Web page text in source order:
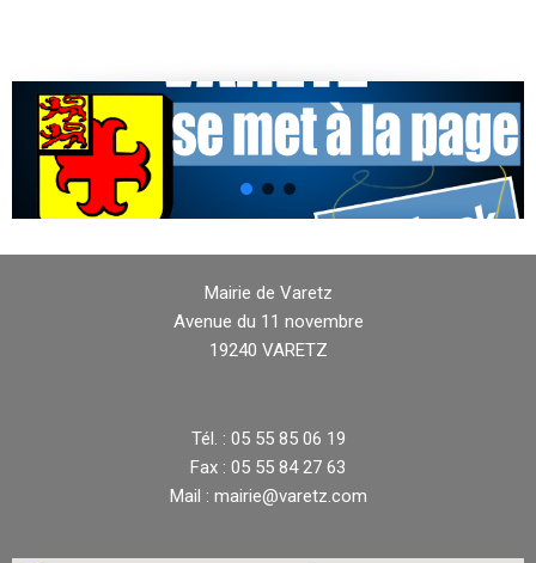
Mairie de Varetz
Avenue du 11 novembre
19240 VARETZ
Tél. : 05 55 85 06 19
Fax : 05 55 84 27 63
Mail : mairie@varetz.com